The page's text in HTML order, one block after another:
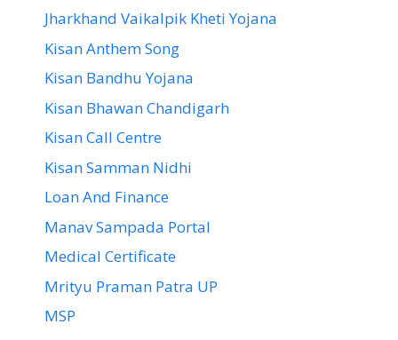
Jharkhand Vaikalpik Kheti Yojana
Kisan Anthem Song
Kisan Bandhu Yojana
Kisan Bhawan Chandigarh
Kisan Call Centre
Kisan Samman Nidhi
Loan And Finance
Manav Sampada Portal
Medical Certificate
Mrityu Praman Patra UP
MSP